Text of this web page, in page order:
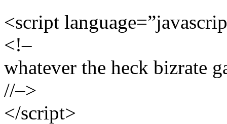
<script
<!–
whatever the heck
//–>
</script>